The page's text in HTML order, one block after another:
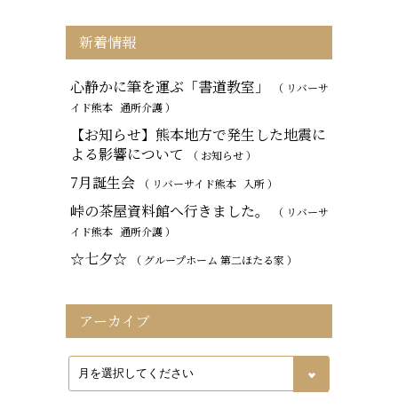
新着情報
心静かに筆を運ぶ「書道教室」
（ リバーサ
イド熊本 通所介護）
【お知らせ】熊本地方で発生した地震に
よる影響について
（ お知らせ ）
7月誕生会 （ リバーサイド熊本 入所）
峠の茶屋資料館へ行きました。
（ リバーサ
イド熊本 通所介護）
☆七夕☆ （ グループホーム 第二ほたる家 ）
アーカイブ